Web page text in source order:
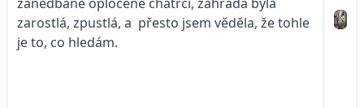
zarostlá, zpustlá, a přesto jsem věděla, že tohle
je to, co hledám.